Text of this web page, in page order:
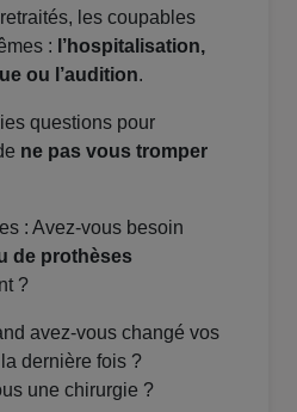
les coupables
: l’hospitalisation,
ou l’audition.
questions pour
ne pas vous tromper
: Avez-vous besoin
de prothèses
?
avez-vous changé vos
dernière fois ?
une chirurgie ?